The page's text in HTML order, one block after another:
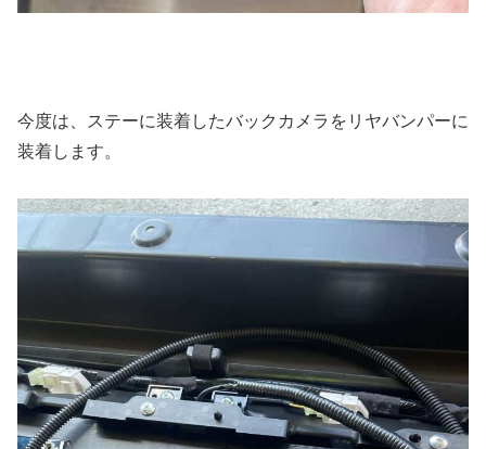
今度は、ステーに装着したバックカメラをリヤバンパーに
装着します。